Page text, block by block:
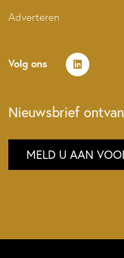
Adverteren
Volg ons
Nieuwsbrief
MELD U AAN